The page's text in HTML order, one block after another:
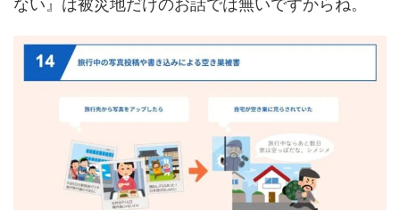
ない』は被災地だけのお話では無いですからね。